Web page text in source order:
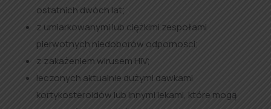
ostatnich dwóch lat;
z umiarkowanymi lub ciężkimi zespołami
pierwotnych niedoborów odporności;
z zakażeniem wirusem HIV;
leczonych aktualnie dużymi dawkami
kortykosteroidów lub innymi lekami, które mogą